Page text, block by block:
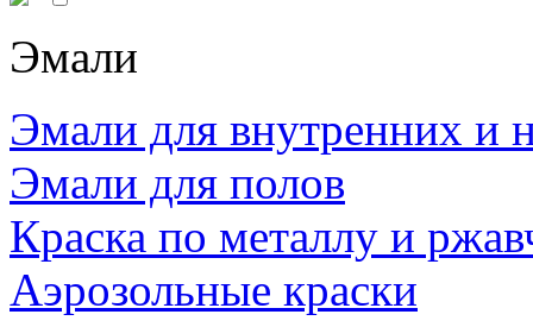
Эмали
Эмали для внутренних и
Эмали для полов
Краска по металлу и
Аэрозольные краски